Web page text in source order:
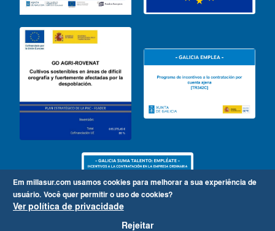
Em millasur.com usamos cookies para melhorar a sua experiência de
usuário. Você quer permitir o uso de cookies?
Ver política de privacidade
Rejeitar